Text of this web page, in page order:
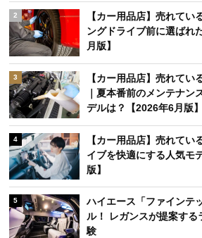
2
【カー用品店】売れてい
ングドライブ前に選ばれ
月版】
3
【カー用品店】売れて
｜夏本番前のメンテナン
デルは？【2026年6月版】
4
【カー用品店】売れてい
イブを快適にする人気モ
版】
5
ハイエース「ファインテ
ル！ レガンスが提案する
験